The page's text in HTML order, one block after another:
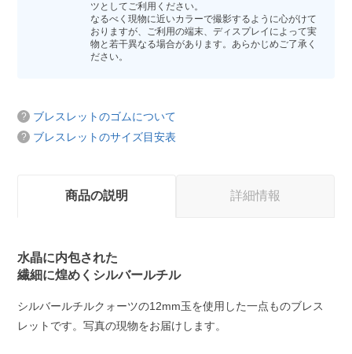
ツとしてご利用ください。
なるべく現物に近いカラーで撮影するように心がけて
おりますが、ご利用の端末、ディスプレイによって実
物と若干異なる場合があります。あらかじめご了承く
ださい。
ブレスレットのゴムについて
ブレスレットのサイズ目安表
商品の説明 詳細情報
水晶に内包された
繊細に煌めくシルバールチル
シルバールチルクォーツの12mm玉を使用した一点ものブレス
レットです。写真の現物をお届けします。